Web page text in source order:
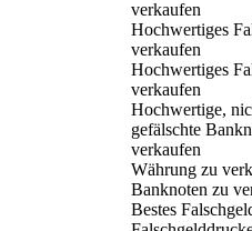
verkaufen
Hochwertiges
verkaufen
Hochwertiges
verkaufen
Hochwertige,
gefälschte
verkaufen
Währung zu
Banknoten zu
Bestes